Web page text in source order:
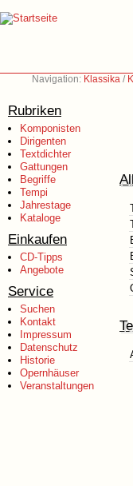
Navigation: Klassika /
Rubriken
Komponisten
Dirigenten
Textdichter
Gattungen
Begriffe
Tempi
Jahrestage
Kataloge
Einkaufen
CD-Tipps
Angebote
Service
Suchen
Kontakt
Impressum
Datenschutz
Historie
Opernhäuser
Veranstaltungen